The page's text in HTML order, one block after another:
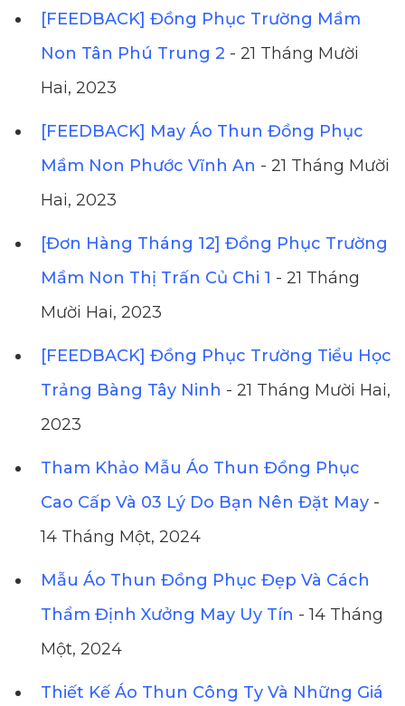
[FEEDBACK] Đồng Phục Trường Mầm
Non Tân Phú Trung 2 - 21 Tháng Mười
Hai, 2023
[FEEDBACK] May Áo Thun Đồng Phục
Mầm Non Phước Vĩnh An - 21 Tháng Mười
Hai, 2023
[Đơn Hàng Tháng 12] Đồng Phục Trường
Mầm Non Thị Trấn Củ Chi 1 - 21 Tháng
Mười Hai, 2023
[FEEDBACK] Đồng Phục Trường Tiểu Học
Trảng Bàng Tây Ninh - 21 Tháng Mười Hai,
2023
Tham Khảo Mẫu Áo Thun Đồng Phục
Cao Cấp Và 03 Lý Do Bạn Nên Đặt May -
14 Tháng Một, 2024
Mẫu Áo Thun Đồng Phục Đẹp Và Cách
Thẩm Định Xưởng May Uy Tín - 14 Tháng
Một, 2024
Thiết Kế Áo Thun Công Ty Và Những Giá